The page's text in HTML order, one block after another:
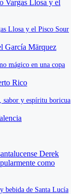
Llosa y el Pisco Sour
mágico en una copa
sabor y espíritu boricua
bebida de Santa Lucía